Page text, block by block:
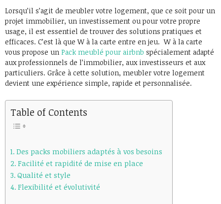
Lorsqu’il s’agit de meubler votre logement, que ce soit pour un
projet immobilier, un investissement ou pour votre propre
usage, il est essentiel de trouver des solutions pratiques et
efficaces. C’est là que W à la carte entre en jeu. W à la carte
vous propose un Pack meublé pour airbnb spécialement adapté
aux professionnels de l’immobilier, aux investisseurs et aux
particuliers. Grâce à cette solution, meubler votre logement
devient une expérience simple, rapide et personnalisée.
Table of Contents
Des packs mobiliers adaptés à vos besoins
Facilité et rapidité de mise en place
Qualité et style
Flexibilité et évolutivité